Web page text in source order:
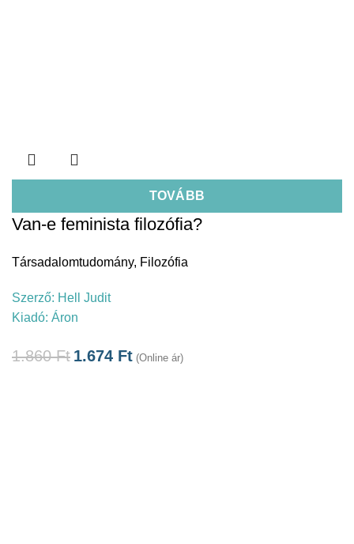
TOVÁBB
Van-e feminista filozófia?
Társadalomtudomány, Filozófia
Szerző: Hell Judit
Kiadó: Áron
1.860Ft 1.674 Ft (Online ár)